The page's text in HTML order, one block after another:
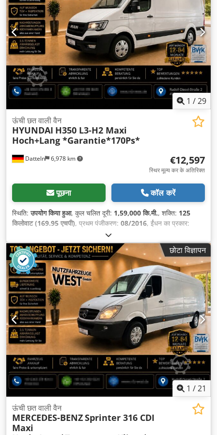
1 /29
Datteln 6,978 km
ऊंची छत वाली वैन
HYUNDAI H350 L3-H2 Maxi
Hoch+Lang *Garantie*170Ps*
€12,597
स्थिर मूल्य कर के अतिरिक्त
पूछना कॉल करें
स्थिति:उपयोग किया हुआ, कुल चलित दूरी: 1,59,000 कि.मी., शक्ति: 125
किलोवाट (169.95 एचपी), प्रथम पंजीकरण: 08/2016, ईंधन का प्रकार:
सफ़ेद
श्रेणी:Euro 5, सीटों की संख्या:3, कुल लंबाई:6,000 मिमी, लोडिंग स्पेस की
लंबाई:3,800 मिमी, उपकरण:एबीएस, एयर कंडीशनिंग, कालिख फिल्टर, केंद्रीय
लॉकिंग, नेविगेशन प्रणाली,
छोटा विज्ञापन
1 /21
ऊंची छत वाली वैन
MERCEDES-BENZSprinter 316 CDI
Maxi